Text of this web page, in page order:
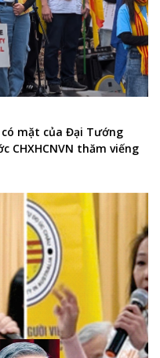
mặt của Đại Tướng
CHXHCNVN thăm viếng